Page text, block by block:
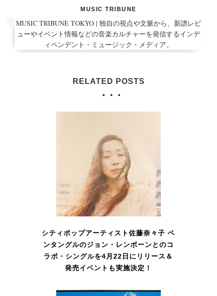
MUSIC TRIBUNE
MUSIC TRIBUNE TOKYO | 独自の視点や文脈から、新譜レビ
ューやイベント情報などの音楽カルチャーを発信するインデ
ィペンデント・ミュージック・メディア。
RELATED POSTS
シティポップアーティスト佐藤奈々子 ペ
ンタングルのジョン・レンボーンとのコ
ラボ・シングルを4月22日にリリース＆
発売イベントも実施決定！